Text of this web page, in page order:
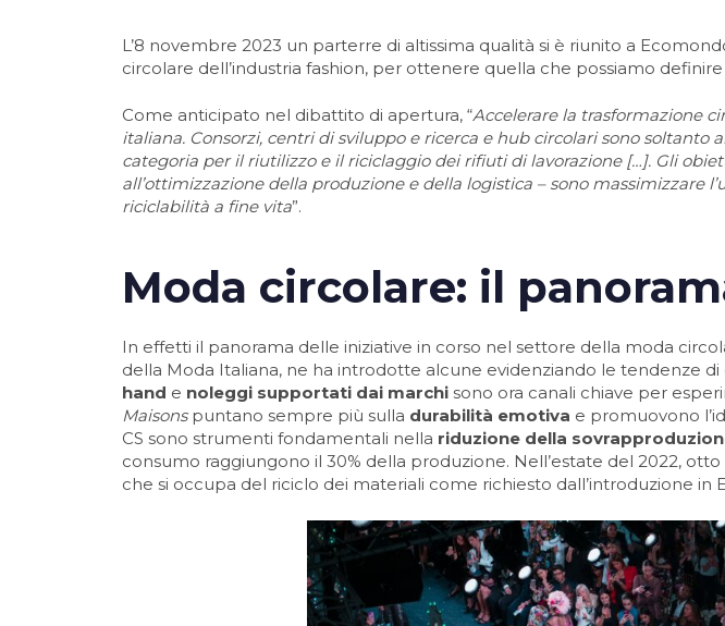
L’8 novembre 2023 un parterre di altissima qualità si è riunito a
circolare dell’industria fashion, per ottenere quella che possiamo
Come anticipato nel dibattito di apertura, “Accelerare la trasformazione
italiana. Consorzi, centri di sviluppo e ricerca e hub circolari sono
categoria per il riutilizzo e il riciclaggio dei rifiuti di lavorazione […]. Gli
all’ottimizzazione della produzione e della logistica – sono massimizzare
riciclabilità a fine vita”.
Moda circolare: il
In effetti il panorama delle iniziative in corso nel settore della moda
della Moda Italiana, ne ha introdotte alcune evidenziando le tendenze
hand e noleggi supportati dai marchi sono ora canali chiave per
Maisonspuntano sempre più sulla durabilità emotiva e promuovono
CS sono strumenti fondamentali nella riduzione della
consumo raggiungono il 30% della produzione. Nell’estate del 2022,
che si occupa del riciclo dei materiali come richiesto dall’introduzione